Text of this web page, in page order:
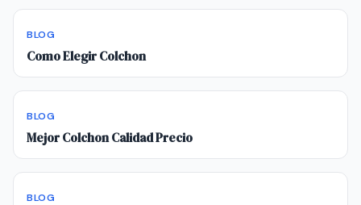
BLOG
Como Elegir Colchon
BLOG
Mejor Colchon Calidad Precio
BLOG